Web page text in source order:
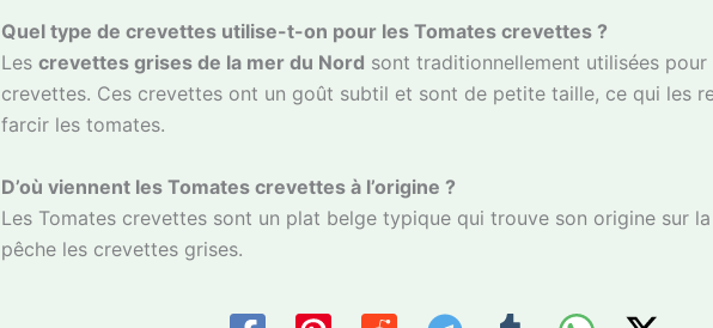
Quel type de crevettes utilise-t-on pour les Tomates crevettes ?
Les crevettes grises de la mer du Nord sont traditionnellement utilisées pour
crevettes. Ces crevettes ont un goût subtil et sont de petite taille, ce qui les
farcir les tomates.
D’où viennent les Tomates crevettes à l’origine ?
Les Tomates crevettes sont un plat belge typique qui trouve son origine sur la
pêche les crevettes grises.